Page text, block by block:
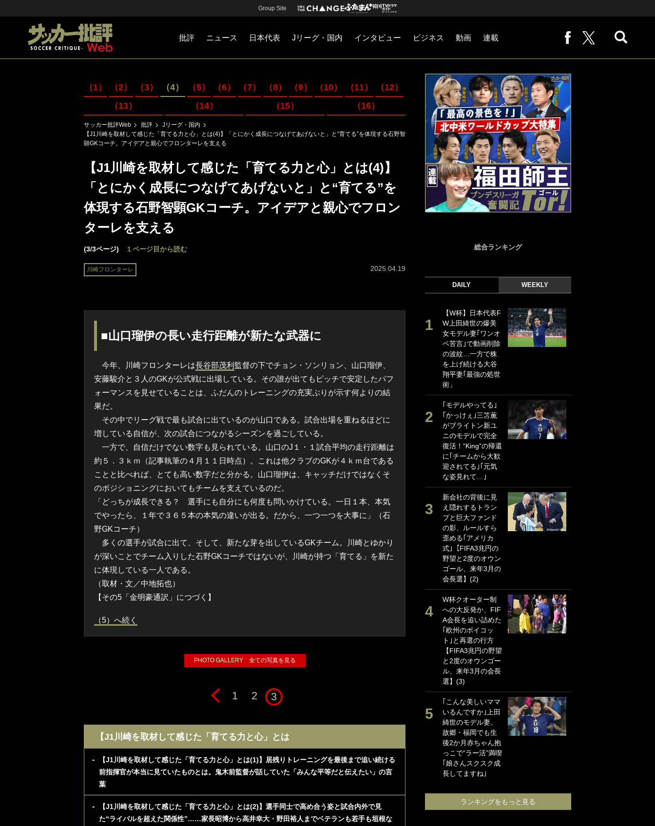
Group Site
批評 ニュース 日本代表 Jリーグ・国内 インタビュー ビジネス 動画 連載
（1） （2） （3） （4） （5） （6） （7） （8） （9） （10） （11）
（12）
（13）
（14） （15） （16）
サッカー批評Web 批評
Jリーグ・国内
【J1川崎を取材して感じた「育てる力と心」とは(4)】「とにかく成長につなげてあげないと」と“育てる”を体現する石野智
顕GKコーチ。アイデアと親心でフロンターレを支える
【J1川崎を取材して感じた「育てる力と心」とは(4)】
「とにかく成長につなげてあげないと」と“育てる”を
体現する石野智顕GKコーチ。アイデアと親心でフロン
ターレを支える
(3/3ページ) １ページ目から読む
川崎フロンターレ 2025.04.19
■山口瑠伊の長い走行距離が新たな武器に
今年、川崎フロンターレは長谷部茂利 監督の下でチョン・ソンリョン、山口瑠伊、
安藤駿介と３人のGKが公式戦に出場している。その誰が出てもピッチで安定したパフ
ォーマンスを見せていることは、ふだんのトレーニングの充実ぶりが示す何よりの結
果だ。
その中でリーグ戦で最も試合に出ているのが山口である。試合出場を重ねるほどに
増している自信が、次の試合につながるシーズンを過ごしている。
一方で、自信だけでない数字も見られている。山口のJ１・１試合平均の走行距離は
約５．３ｋｍ（記事執筆の４月１１日時点）。これは他クラブのGKが４ｋｍ台である
ことと比べれば、とても高い数字だと分かる。山口瑠伊は、キャッチだけではなくそ
のポジショニングにおいてもチームを支えているのだ。
「どっちが成長できる？ 選手にも自分にも何度も問いかけている。一日１本、本気
でやったら、１年で３６５本の本気の違いが出る。だから、一つ一つを大事に」（石
野GKコーチ）
多くの選手が試合に出て、そして、新たな芽を出しているGKチーム。川崎とゆかり
が深いことでチーム入りした石野GKコーチではないが、川崎が持つ「育てる」を新た
に体現している一人である。
（取材・文／中地拓也）
【その5「金明豪通訳」につづく】
（5）へ続く
PHOTO GALLERY 全ての写真を見る
1 2 3
【J1川崎を取材して感じた「育てる力と心」とは
【J1川崎を取材して感じた「育てる力と心」とは(1)】居残りトレーニングを最後まで追い続ける
前指揮官が本当に見ていたものとは。鬼木前監督が話していた「みんな平等だと伝えたい」の言
葉
【J1川崎を取材して感じた「育てる力と心」とは(2)】選手同士で高め合う姿と試合内外で見
た“ライバルを超えた関係性”……家長昭博から高井幸大・野田裕人までベテランも若手も垣根な
総合ランキング
DAILY WEEKLY
【W杯】日本代表F
W上田綺世の爆美
女モデル妻｢ワンオ
ペ苦言｣で動画削除
の波紋…一方で株
を上げ続ける大谷
翔平妻｢最強の処世
術」
｢モデルやってる｣
｢かっけぇ｣三笘薫
がブライトン新ユ
ニのモデルで完全
復活！“King”の帰還
に｢チームから大歓
迎されてる｣｢元気
な姿見れて…｣
新会社の背後に見
え隠れするトラン
プと巨大ファンド
の影、ルールすら
歪める｢アメリカ
式｣【FIFA3兆円の
野望と2度のオウン
ゴール、来年3月の
会長選】(2)
W杯クオーター制
への大反発か、FIF
A会長を追い詰めた
｢欧州のボイコッ
ト｣と再選の行方
【FIFA3兆円の野望
と2度のオウンゴー
ル、来年3月の会長
選】(3)
｢こんな美しいママ
いるんですか｣上田
綺世のモデル妻、
故郷・福岡でも生
後2か月赤ちゃん抱
っこで“ラー活”満喫
｢娘さんスクスク成
長してますね｣
ランキングをもっと見る